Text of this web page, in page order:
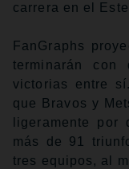
carrera en el
FanGraphs
terminarán
victorias entre
que Bravos y
ligeramente por
más de 91
tres equipos, al